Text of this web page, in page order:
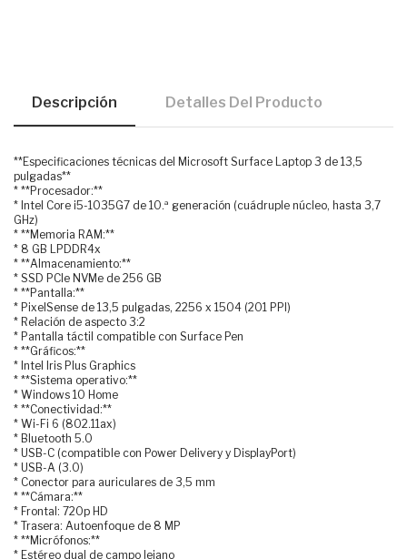
Descripción Detalles Del Producto
**Especificaciones técnicas del Microsoft Surface Laptop 3 de 13,5
pulgadas**
* **Procesador:**
* Intel Core i5-1035G7 de 10.ª generación (cuádruple núcleo, hasta 3,7
GHz)
* **Memoria RAM:**
* 8 GB LPDDR4x
* **Almacenamiento:**
* SSD PCIe NVMe de 256 GB
* **Pantalla:**
* PixelSense de 13,5 pulgadas, 2256 x 1504 (201 PPI)
* Relación de aspecto 3:2
* Pantalla táctil compatible con Surface Pen
* **Gráficos:**
* Intel Iris Plus Graphics
* **Sistema operativo:**
* Windows 10 Home
* **Conectividad:**
* Wi-Fi 6 (802.11ax)
* Bluetooth 5.0
* USB-C (compatible con Power Delivery y DisplayPort)
* USB-A (3.0)
* Conector para auriculares de 3,5 mm
* **Cámara:**
* Frontal: 720p HD
* Trasera: Autoenfoque de 8 MP
* **Micrófonos:**
* Estéreo dual de campo lejano